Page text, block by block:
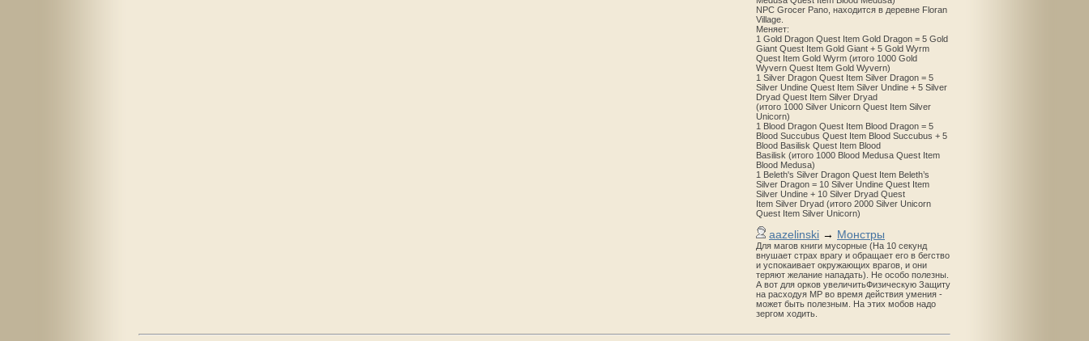
NPC Grocer Pano, находится в деревне Floran
Village.
Меняет:
1 Gold Dragon Quest Item Gold Dragon = 5 Gold
Giant Quest Item Gold Giant + 5 Gold Wyrm
Quest Item Gold Wyrm (итого 1000 Gold
Wyvern Quest Item Gold Wyvern)
1 Silver Dragon Quest Item Silver Dragon = 5
Silver Undine Quest Item Silver Undine + 5 Silver
Dryad Quest Item Silver Dryad
(итого 1000 Silver Unicorn Quest Item Silver
Unicorn)
1 Blood Dragon Quest Item Blood Dragon = 5
Blood Succubus Quest Item Blood Succubus + 5
Blood Basilisk Quest Item Blood
Basilisk (итого 1000 Blood Medusa Quest Item
Blood Medusa)
1 Beleth's Silver Dragon Quest Item Beleth’s
Silver Dragon = 10 Silver Undine Quest Item
Silver Undine + 10 Silver Dryad Quest
Item Silver Dryad (итого 2000 Silver Unicorn
Quest Item Silver Unicorn)
aazelinski → Монстры
Для магов книги мусорные (На 10 секунд
внушает страх врагу и обращает его в бегство
и успокаивает окружающих врагов, и они
теряют желание нападать). Не особо полезны.
А вот для орков увеличитьФизическую Защиту
на расходуя MP во время действия умения -
может быть полезным. На этих мобов надо
зергом ходить.